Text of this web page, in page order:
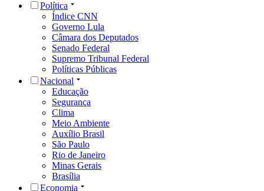
Política
Índice CNN
Governo Lula
Câmara dos Deputados
Senado Federal
Supremo Tribunal Federal
Políticas Públicas
Nacional
Educação
Segurança
Clima
Meio Ambiente
Auxílio Brasil
São Paulo
Rio de Janeiro
Minas Gerais
Brasília
Economia